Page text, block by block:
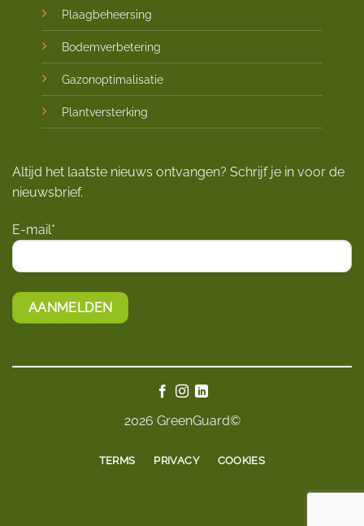
Plaagbeheersing
Bodemverbetering
Gazonoptimalisatie
Plantversterking
Altijd het laatste nieuws ontvangen? Schrijf je in voor de
nieuwsbrief.
E-mail*
2026 GreenGuard©
TERMS PRIVACY COOKIES